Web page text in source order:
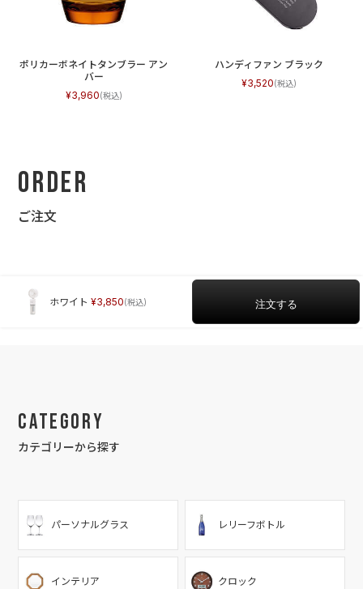
ポリカーボネイトタンブラー アン
バー
3,960
ハンディファン ブラック
3,520
Order
ご注文
ホワイト 3,850
Category
カテゴリーから探す
パーソナルグラス レリーフボトル
インテリア クロック